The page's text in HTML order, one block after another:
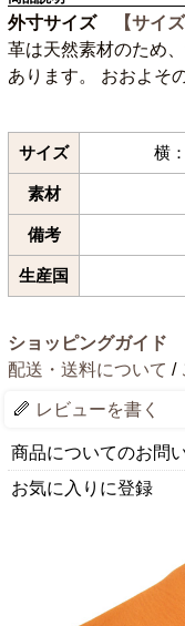
外寸サイズ
【サイ
革は天然素材のため
あります。 おおよそ
サイズ 横
素材
備考
生産国
ショッピングガイド
配送・送料について /
レビューを書く
商品についてのお問
お気に入りに登録